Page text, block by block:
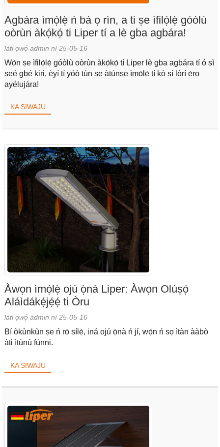
Agbára ìmọ́lẹ̀ ń bá ọ rìn, a ti ṣe ìfilọ́lẹ̀ góòlù
oòrùn àkọ́kọ́ ti Liper tí a lè gba agbára!
láti ọwọ́ admin ní 25-05-16
Wọ́n ṣe ìfilọ́lẹ̀ góòlù oòrùn àkọ́kọ́ tí Liper lè gba agbára tí ó sì
ṣeé gbé kiri, èyí tí yóò tún ṣe àtúnṣe ìmọ́lẹ̀ tí kò sí lórí ẹ̀rọ
ayélujára!
KA SIWAJU
Àwọn ìmọ́lẹ̀ ojú ọ̀nà Liper: Àwọn Olùṣọ́
Aláìdákẹ́jẹ́ẹ́ ti Òru
láti ọwọ́ admin ní 25-05-16
Bí òkùnkùn ṣe ń rọ̀ sílẹ̀, iná ojú ọ̀nà ń jí, wọ́n ń sọ ìtàn ààbò
àti ìtùnú fúnni.
KA SIWAJU